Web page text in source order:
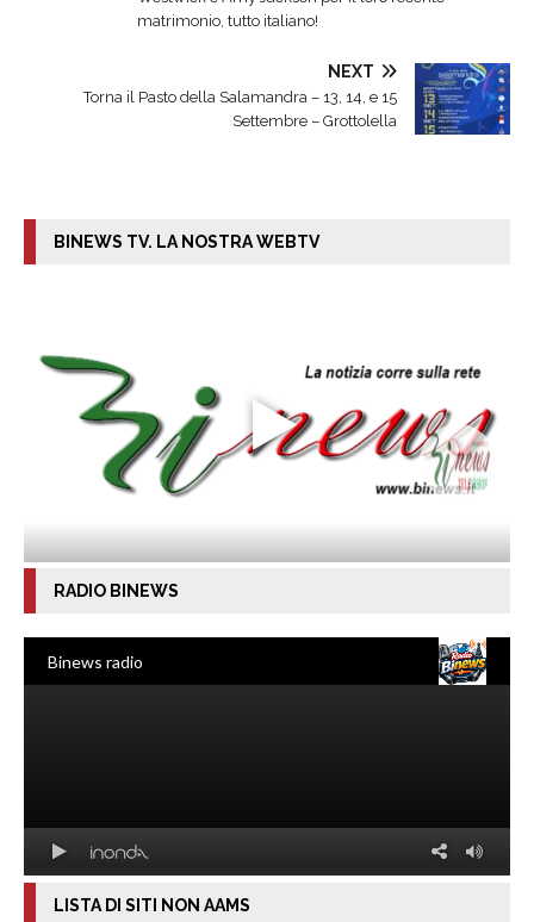
matrimonio, tutto italiano!
NEXT
Torna il Pasto della Salamandra – 13, 14, e 15
Settembre – Grottolella
BINEWS TV. LA NOSTRA WEBTV
RADIO BINEWS
LISTA DI SITI NON AAMS